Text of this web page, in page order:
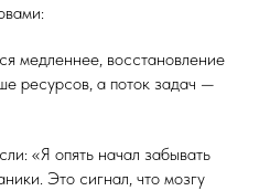
медленнее, восстановление
ресурсов, а поток задач —
«Я опять начал забывать
Это сигнал, что мозгу